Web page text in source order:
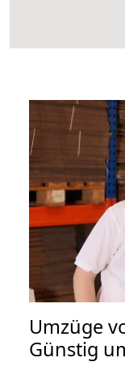
Umzüge
Günstig